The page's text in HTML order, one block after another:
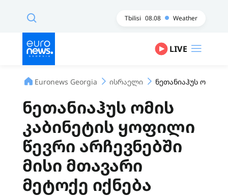
Tbilisi 08.08 Weather
LIVE
Euronews Georgia ისრაელი ნეთანიაჰუს ომის
ნეთანიაჰუს ომის
კაბინეტის ყოფილი
წევრი არჩევნებში
მისი მთავარი
მეტოქე იქნება